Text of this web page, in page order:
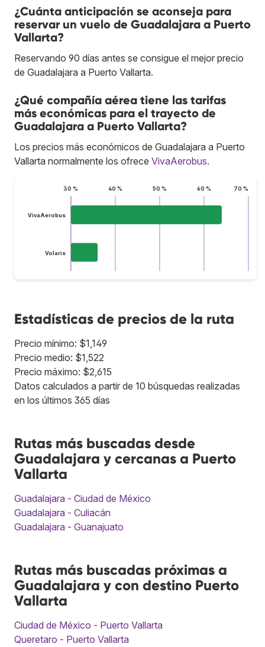
¿Cuánta anticipación se aconseja para
reservar un vuelo de Guadalajara a Puerto
Vallarta?
Reservando 90 días antes se consigue el mejor precio
de Guadalajara a Puerto Vallarta.
¿Qué compañía aérea tiene las tarifas
más económicas para el trayecto de
Guadalajara a Puerto Vallarta?
Los precios más económicos de Guadalajara a Puerto
Vallarta normalmente los ofrece VivaAerobus.
30 % 40 % 50 % 60 % 70 %
VivaAerobus
Volaris
Estadísticas de precios de la ruta
Precio mínimo: $1,149
Precio medio: $1,522
Precio máximo: $2,615
Datos calculados a partir de 10 búsquedas realizadas
en los últimos 365 días
Rutas más buscadas desde
Guadalajara y cercanas a Puerto
Vallarta
Guadalajara - Ciudad de México
Guadalajara - Culiacán
Guadalajara - Guanajuato
Rutas más buscadas próximas a
Guadalajara y con destino Puerto
Vallarta
Ciudad de México - Puerto Vallarta
Queretaro - Puerto Vallarta